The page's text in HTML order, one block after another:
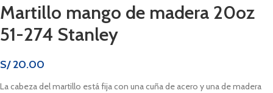
Martillo mango de madera 20oz
51-274 Stanley
S/20.00
La cabeza del martillo está fija con una cuña de acero y una de madera